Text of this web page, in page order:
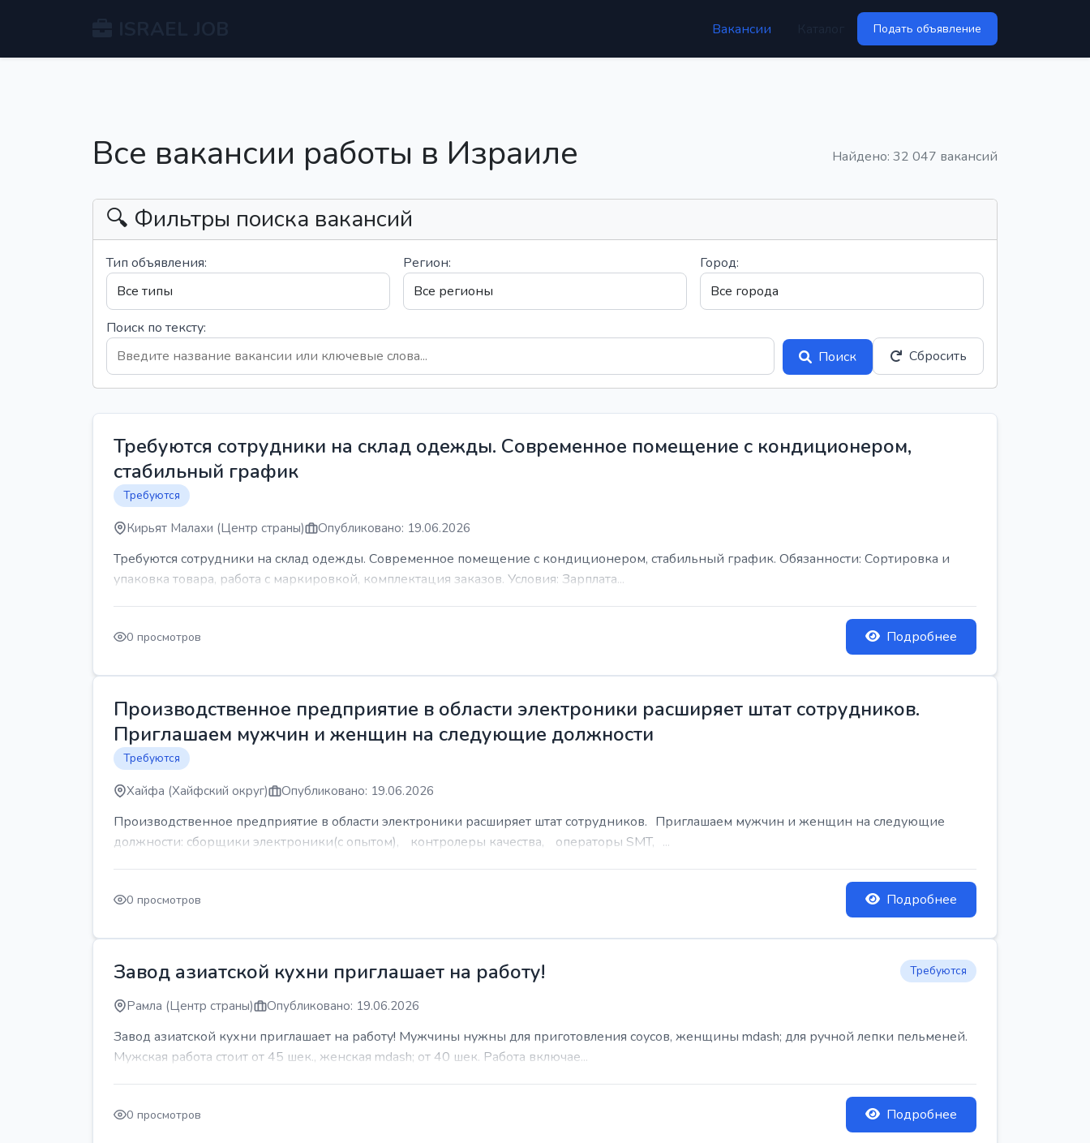
Вакансии Подать объявление
Все вакансии работы в Израиле Найдено: 32 047 вакансий
🔍 Фильтры поиска вакансий
Тип объявления: Регион: Город:
Поиск по тексту:
Поиск
Сбросить
Требуются сотрудники на склад одежды. Современное помещение с кондиционером,
стабильный график
Требуются
Кирьят Малахи (Центр страны) Опубликовано: 19.06.2026
Требуются сотрудники на склад одежды. Современное помещение с кондиционером, стабильный график. Обязанности: Сортировка и
упаковка товара, работа с маркировкой, комплектация заказов. Условия: Зарплата...
0 просмотров Подробнее
Производственное предприятие в области электроники расширяет штат сотрудников.
Приглашаем мужчин и женщин на следующие должности
Требуются
Хайфа (Хайфский округ) Опубликовано: 19.06.2026
Производственное предприятие в области электроники расширяет штат сотрудников. Приглашаем мужчин и женщин на следующие
должности: сборщики электроники(с опытом), контролеры качества, операторы SMT, ...
0 просмотров Подробнее
Завод азиатской кухни приглашает на работу! Требуются
Рамла (Центр страны) Опубликовано: 19.06.2026
Завод азиатской кухни приглашает на работу! Мужчины нужны для приготовления соусов, женщины mdash; для ручной лепки пельменей.
Мужская работа стоит от 45 шек., женская mdash; от 40 шек. Работа включае...
0 просмотров Подробнее